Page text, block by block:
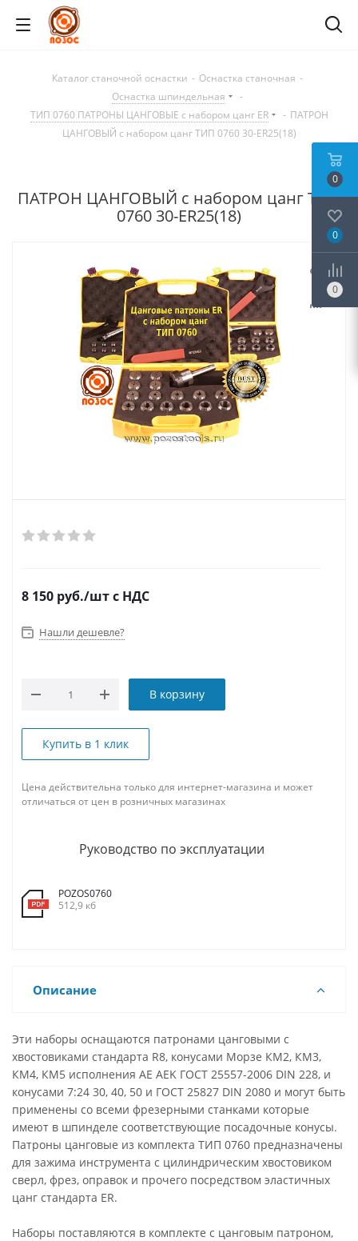
Каталог станочной оснастки - Оснастка станочная -
Оснастка шпиндельная
-
ТИП 0760 ПАТРОНЫ ЦАНГОВЫЕ с набором цанг ER
- ПАТРОН
ЦАНГОВЫЙ с набором цанг ТИП 0760 30-ER25(18)
ПАТРОН ЦАНГОВЫЙ с набором цанг ТИП
0760 30-ER25(18)
8 150 руб./штс НДС
Нашли дешевле?
В корзину
Купить в 1 клик
Цена действительна только для интернет-магазина и может
отличаться от цен в розничных магазинах
Руководство по эксплуатации
POZOS0760
512,9 кб
Описание
Эти наборы оснащаются патронами цанговыми с
хвостовиками стандарта R8, конусами Морзе КМ2, КМ3,
КМ4, КМ5 исполнения AE AEK ГОСТ 25557-2006 DIN 228, и
конусами 7:24 30, 40, 50 и ГОСТ 25827 DIN 2080 и могут быть
применены со всеми фрезерными станками которые
имеют в шпинделе соответствующие посадочные конусы.
Патроны цанговые из комплекта ТИП 0760 предназначены
для зажима инструмента с цилиндрическим хвостовиком
сверл, фрез, оправок и прочего посредством эластичных
цанг стандарта ER.
Наборы поставляются в комплекте с цанговым патроном,
0
0
0